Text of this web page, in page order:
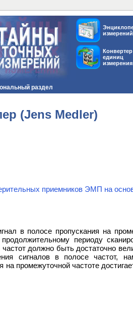
измерений
Конвертер
единиц
измерения
раздел
(Jens Medler)
приемников ЭМП на
в полосе пропускания на
периоду
должно быть достаточно
сигналов в полосе частот,
промежуточной частоте